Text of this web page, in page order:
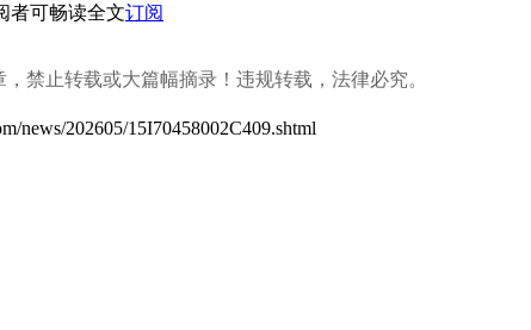
者可畅读全文订阅
禁止转载或大篇幅摘录！违规转载，法律必究。
news/202605/15I70458002C409.shtml